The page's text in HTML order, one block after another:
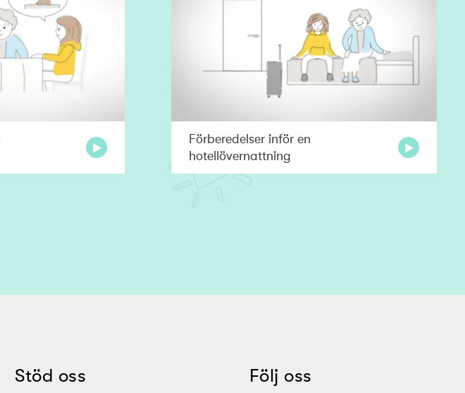
Förberedelser inför en
hotellövernattning
Stöd oss Följ oss